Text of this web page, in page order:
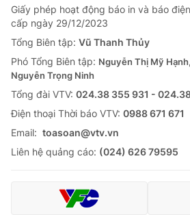
Giấy phép hoạt động báo in và báo
cấp ngày 29/12/2023
Tổng Biên tập: Vũ Thanh Thủy
Phó Tổng Biên tập: Nguyễn Thị Mỹ
Nguyễn Trọng Ninh
Tổng đài VTV: 024.38 355 931 -
Ðiện thoại Thời báo VTV: 0988 671 671
Email: toasoan@vtv.vn
Liên hệ quảng cáo: (024) 626 79595